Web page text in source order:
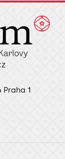
Praha 1